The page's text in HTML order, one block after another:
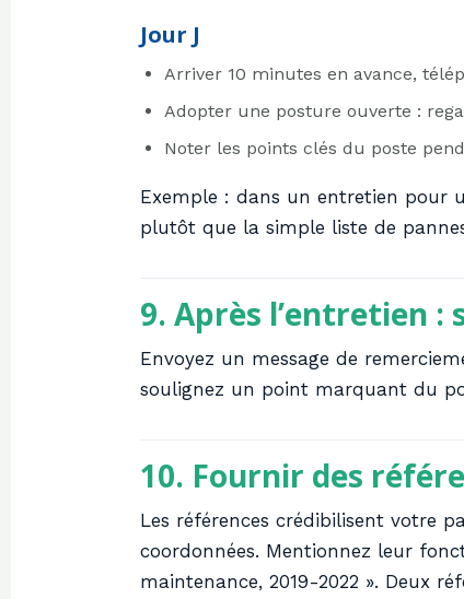
Jour J
Arriver 10 minutes en avance,
Adopter une posture ouverte :
Noter les points clés du poste
Exemple : dans un entretien pour
plutôt que la simple liste de
9. Après l’entretien :
Envoyez un message de
soulignez un point marquant du
10. Fournir des
Les références crédibilisent votre
coordonnées. Mentionnez leur
maintenance, 2019-2022 ». Deux